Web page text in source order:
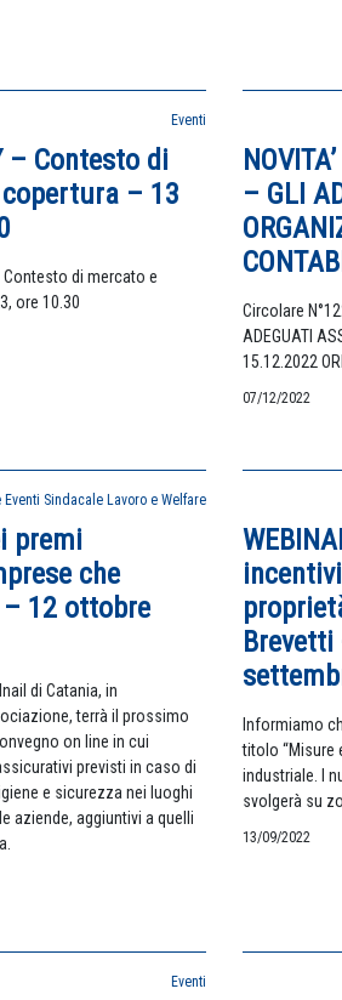
Eventi
– Contesto di
– 13
Contesto di mercato e
ore 10.30
– GLI
Circolare
ADEGUATI
15.12.2022
07/12/2022
Eventi Sindacale Lavoro e Welfare
premi
che
12 ottobre
di Catania, in
terrà il prossimo
on line in cui
previsti in caso di
e sicurezza nei luoghi
aziende, aggiuntivi a quelli
Informiamo
titolo “Misure
industriale. I
svolgerà su
13/09/2022
Eventi